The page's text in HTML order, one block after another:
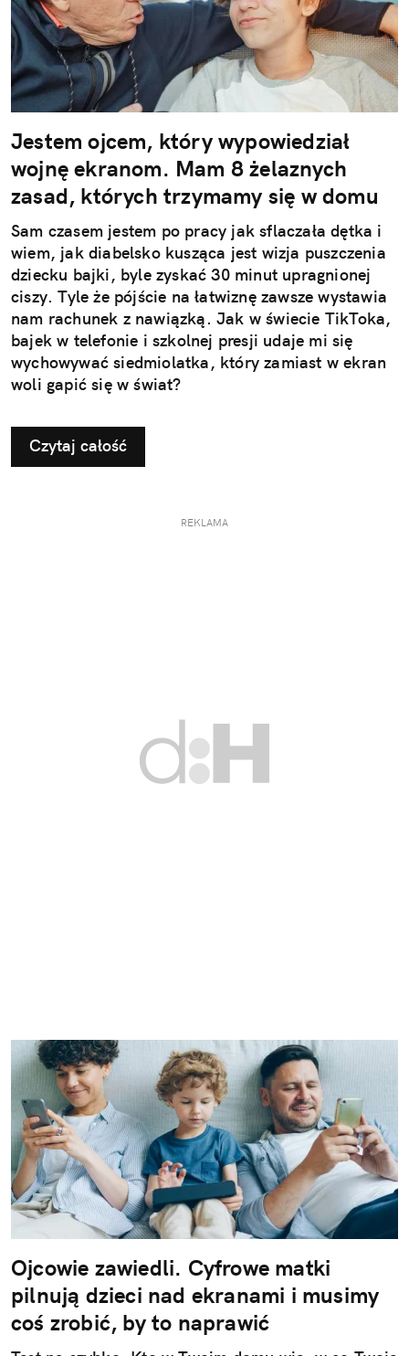
Jestem ojcem, który wypowiedział
wojnę ekranom. Mam 8 żelaznych
zasad, których trzymamy się w domu
Sam czasem jestem po pracy jak sflaczała dętka i
wiem, jak diabelsko kusząca jest wizja puszczenia
dziecku bajki, byle zyskać 30 minut upragnionej
ciszy. Tyle że pójście na łatwiznę zawsze wystawia
nam rachunek z nawiązką. Jak w świecie TikToka,
bajek w telefonie i szkolnej presji udaje mi się
wychowywać siedmiolatka, który zamiast w ekran
woli gapić się w świat?
Czytaj całość
REKLAMA
Ojcowie zawiedli. Cyfrowe matki
pilnują dzieci nad ekranami i musimy
coś zrobić, by to naprawić